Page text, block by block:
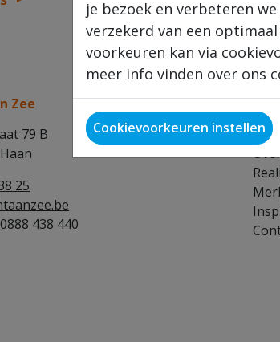
Zee
79 B
25
438 440
Home
je bezoek en verbeteren
verzekerd van een
voorkeuren kan via
meer info vinden over ons
Cookievoorkeuren instellen